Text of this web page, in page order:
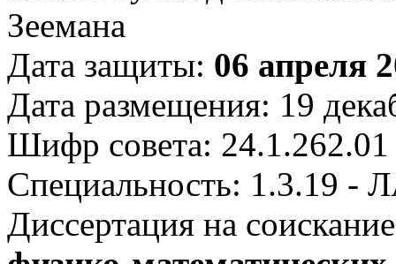
Зеемана
Дата защиты: 06 апреля
Дата размещения: 19
Шифр совета: 24.1.262.01
Специальность: 1.3.19
Диссертация на